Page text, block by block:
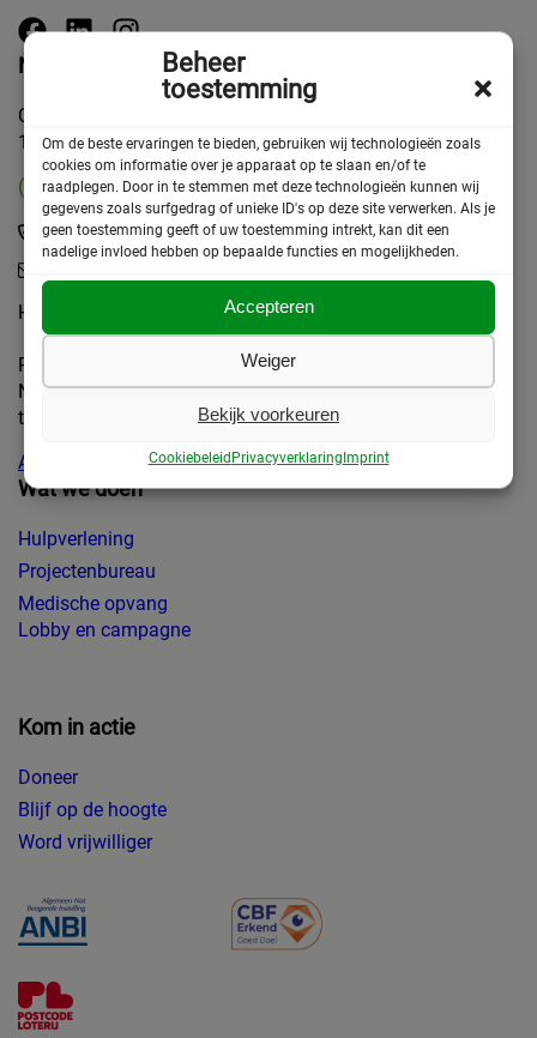
Beheer
toestemming
Om de beste ervaringen te bieden, gebruiken wij technologieën zoals
cookies om informatie over je apparaat op te slaan en/of te
raadplegen. Door in te stemmen met deze technologieën kunnen wij
gegevens zoals surfgedrag of unieke ID's op deze site verwerken. Als je
geen toestemming geeft of uw toestemming intrekt, kan dit een
nadelige invloed hebben op bepaalde functies en mogelijkheden.
Accepteren
Weiger
Bekijk voorkeuren
CookiebeleidPrivacyverklaringImprint
Neem contact op
Chris Lebeaustraat 4
1062 DC Amsterdam
(ma t/m vrij 10-17 uur)
(+31)020 6272408
Het beste is om eerst te bellen.
Rekeningnummer:
NL75 TRIO 0391 1439 13
t.n.v. Stichting ASKV
Alle contactgegevens
Wat we doen
Hulpverlening
Projectenbureau
Medische opvang
Lobby en campagne
Kom in actie
Doneer
Blijf op de hoogte
Word vrijwilliger